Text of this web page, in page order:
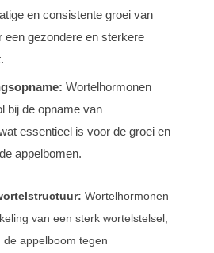
en consistente groei van
een gezondere en sterkere
Wortelhormonen
bij de opname van
essentieel is voor de groei en
appelbomen.
Wortelhormonen
van een sterk wortelstelsel,
appelboom tegen